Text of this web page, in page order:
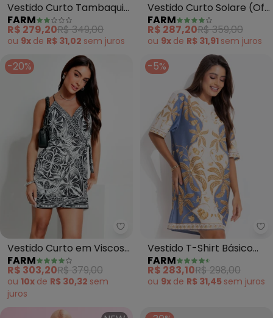
Vestido Curto Tambaqui
(Amarelo)
FARM
R$ 279,20R$ 349,00
ou 9x de R$ 31,02 sem juros
Vestido Curto Solare (Off
White)
FARM
R$ 287,20R$ 359,00
ou 9x de R$ 31,91 sem juros
-20%
Farm - Vestido Curto em
Vestido Curto em Viscose
(Preto)
FARM
R$ 303,20R$ 379,00
ou 10x de R$ 30,32 sem
juros
-5%
Vestido T-Shirt Básico
Ourinho Tropical (Azul)
FARM
R$ 283,10R$ 298,00
ou 9x de R$ 31,45 sem juros